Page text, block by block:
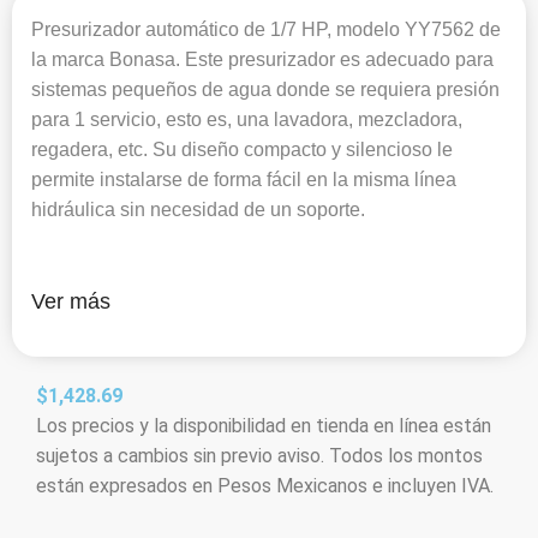
Presurizador automático de 1/7 HP, modelo YY7562 de
la marca Bonasa. Este presurizador es adecuado para
sistemas pequeños de agua donde se requiera presión
para 1 servicio, esto es, una lavadora, mezcladora,
regadera, etc. Su diseño compacto y silencioso le
permite instalarse de forma fácil en la misma línea
hidráulica sin necesidad de un soporte.
Ver más
$1,428.69
Los precios y la disponibilidad en tienda en línea están
sujetos a cambios sin previo aviso. Todos los montos
están expresados en Pesos Mexicanos e incluyen IVA.